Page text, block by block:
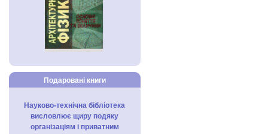
Подаровані книги
Науково-технічна бібліотека
висловлює щиру подяку
організаціям і приватним